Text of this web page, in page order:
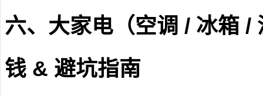
六、大家电（空调 / 冰箱 /
钱 & 避坑指南